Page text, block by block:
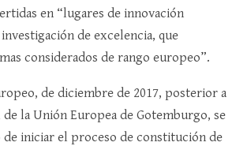
en “lugares de innovación
de excelencia, que
considerados de rango europeo”.
de diciembre de 2017, posterior a
la Unión Europea de Gotemburgo, se
iniciar el proceso de constitución de